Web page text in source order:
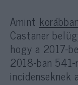
Amint
Castaner
hogy a 2017-
2018-ban
incidenseknek